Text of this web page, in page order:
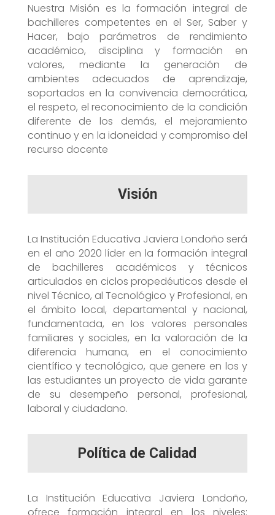
Nuestra Misión es la formación integral de
bachilleres competentes en el Ser, Saber y
Hacer, bajo parámetros de rendimiento
académico, disciplina y formación en
valores, mediante la generación de
ambientes adecuados de aprendizaje,
soportados en la convivencia democrática,
el respeto, el reconocimiento de la condición
diferente de los demás, el mejoramiento
continuo y en la idoneidad y compromiso del
recurso docente
Visión
La Institución Educativa Javiera Londoño será
en el año 2020 líder en la formación integral
de bachilleres académicos y técnicos
articulados en ciclos propedéuticos desde el
nivel Técnico, al Tecnológico y Profesional, en
el ámbito local, departamental y nacional,
fundamentada, en los valores personales
familiares y sociales, en la valoración de la
diferencia humana, en el conocimiento
científico y tecnológico, que genere en los y
las estudiantes un proyecto de vida garante
de su desempeño personal, profesional,
laboral y ciudadano.
Política de Calidad
La Institución Educativa Javiera Londoño,
ofrece formación integral en los niveles: